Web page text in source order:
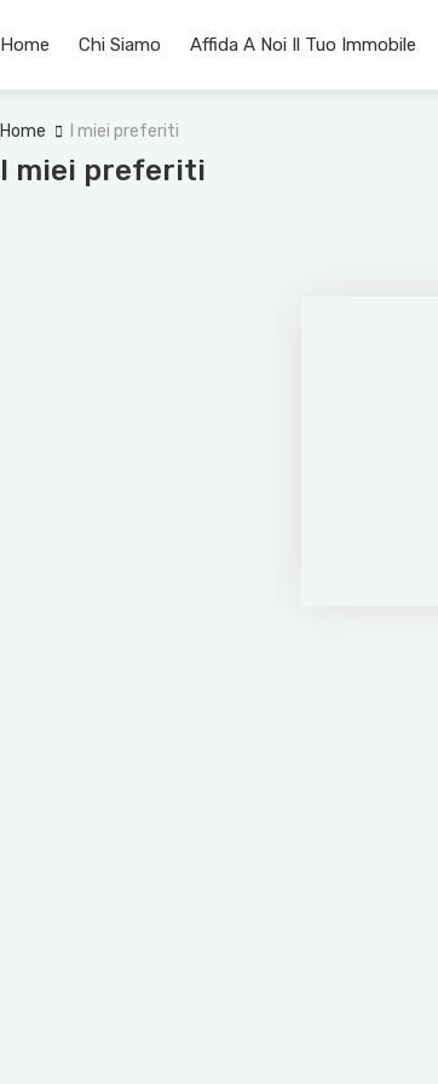
Home Chi Siamo Affida A Noi Il Tuo Immobile
Home I miei preferiti
I miei preferiti